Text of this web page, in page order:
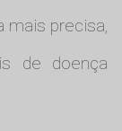
mais precisa,
de doença